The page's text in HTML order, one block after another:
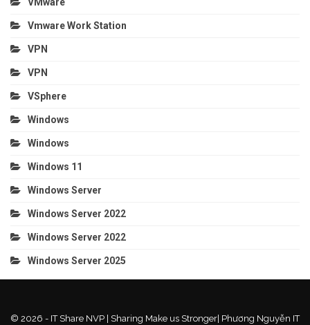
Vmware Work Station
VPN
VPN
VSphere
Windows
Windows
Windows 11
Windows Server
Windows Server 2022
Windows Server 2022
Windows Server 2025
© 2026 - IT Share NVP | Sharing Make us Stronger| Phương Nguyễn IT